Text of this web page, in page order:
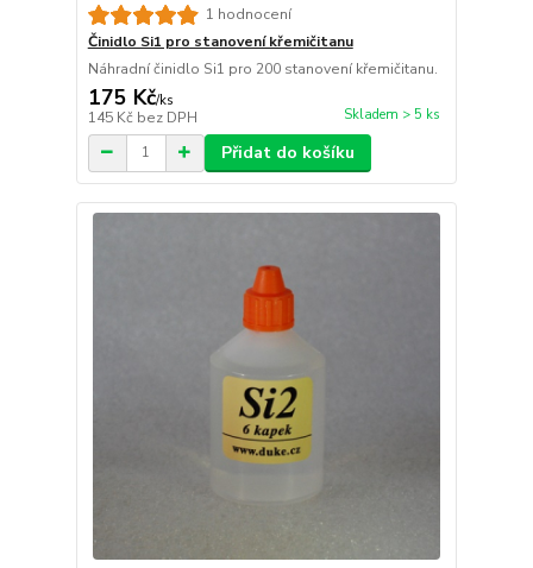
1 hodnocení
Činidlo Si1 pro stanovení křemičitanu
Náhradní činidlo Si1 pro 200 stanovení křemičitanu.
175 Kč/ks
145 Kč bez DPH Skladem > 5 ks
Přidat do košíku